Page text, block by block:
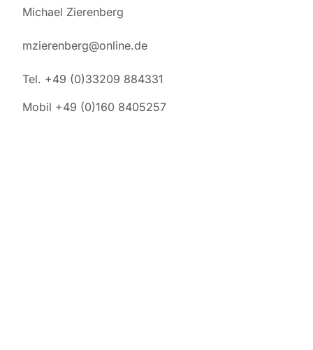
Michael Zierenberg
mzierenberg@online.de
Tel. +49 (0)33209 884331
Mobil +49 (0)160 8405257